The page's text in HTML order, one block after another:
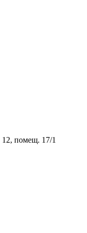
12, помещ. 17/1